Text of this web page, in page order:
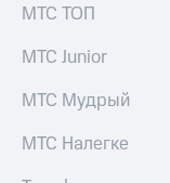
МТС ТОП
МТС Junior
МТС Мудрый
МТС Налегке